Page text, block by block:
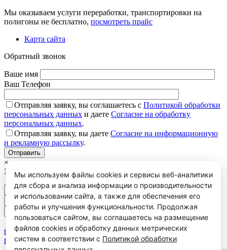
Мы оказываем услуги переработки, транспортировки на
полигоны не бесплатно, посмотреть прайс
Карта сайта
Обратный звонок
Ваше имя
Ваш Телефон
Отправляя заявку, вы соглашаетесь с Политикой обработки
персональных данных и даете Согласие на обработку
персональных данных.
Отправляя заявку, вы даете Согласие на информационную
и рекламную рассылку.
×
Заказать КП
Отправляя заявку, вы соглашаетесь сПолитикой обработки
персональных данныхи даете Согласие на обработку
персональных данных.
Мы используем файлы cookies и сервисы веб-аналитики
для сбора и анализа информации о производительности
и использовании сайта, а также для обеспечения его
работы и улучшения функциональности. Продолжая
пользоваться сайтом, вы соглашаетесь на размещение
файлов cookies и обработку данных метрических
систем в соответствии с Политикой обработки